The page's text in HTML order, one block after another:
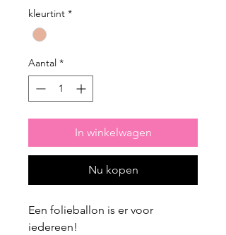
kleurtint *
Aantal *
In winkelwagen
Nu kopen
Een folieballon is er voor
iedereen!